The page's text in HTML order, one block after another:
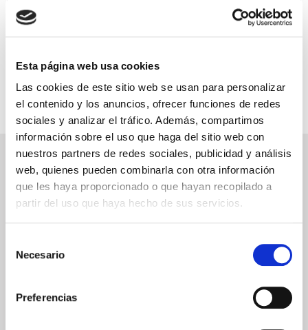
Esta página web usa cookies
Las cookies de este sitio web se usan para personalizar
el contenido y los anuncios, ofrecer funciones de redes
sociales y analizar el tráfico. Además, compartimos
información sobre el uso que haga del sitio web con
nuestros partners de redes sociales, publicidad y análisis
web, quienes pueden combinarla con otra información
que les haya proporcionado o que hayan recopilado a
partir del uso que haya hecho de sus servicios.
Necesario
Preferencias
INFORMACIÓN ÚTIL
NEWSLETTER
Déjanos tu email y recibirás promociones y las últimas novedades en
cruceros:
ENVIAR